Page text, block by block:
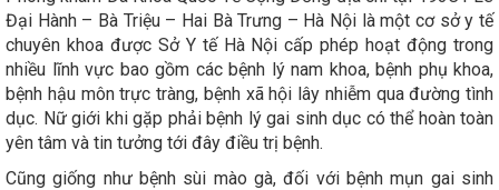
Đại Hành – Bà Triệu – Hai Bà Trưng – Hà Nội là một cơ sở y tế
chuyên khoa được Sở Y tế Hà Nội cấp phép hoạt động trong
nhiều lĩnh vực bao gồm các bệnh lý nam khoa, bệnh phụ khoa,
bệnh hậu môn trực tràng, bệnh xã hội lây nhiễm qua đường tình
dục. Nữ giới khi gặp phải bệnh lý gai sinh dục có thể hoàn toàn
yên tâm và tin tưởng tới đây điều trị bệnh.
Cũng giống như bệnh sùi mào gà, đối với bệnh mụn gai sinh